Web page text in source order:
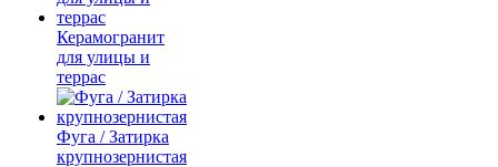
Керамогранит
для улицы и
террас
Фуга / Затирка
крупнозернистая